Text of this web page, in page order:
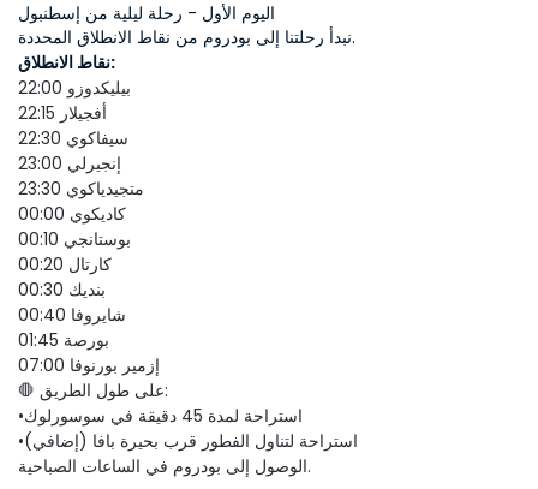
اليوم الأول - رحلة ليلية من إسطنبول
نبدأ رحلتنا إلى بودروم من نقاط الانطلاق المحددة.
نقاط الانطلاق:
22:00 بيليكدوزو
22:15 أفجيلار
22:30 سيفاكوي
23:00 إنجيرلي
23:30 متجيدياكوي
00:00 كاديكوي
00:10 بوستانجي
00:20 كارتال
00:30 بنديك
00:40 شايروفا
01:45 بورصة
07:00 إزمير بورنوفا
🛑 على طول الطريق:
•استراحة لمدة 45 دقيقة في سوسورلوك
•استراحة لتناول الفطور قرب بحيرة بافا (إضافي)
الوصول إلى بودروم في الساعات الصباحية.